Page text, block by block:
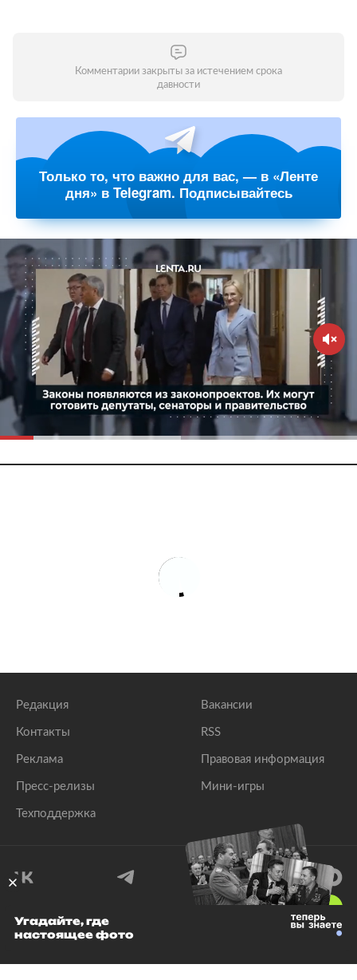
Комментарии закрыты за истечением срока
давности
Только то, что важно для вас, — в «Ленте
дня» в Telegram. Подписывайтесь
Редакция
Контакты
Реклама
Пресс-релизы
Техподдержка
Вакансии
RSS
Правовая информация
Мини-игры
© 1999–2026 Все права защищены.
Угадайте, где
настоящее фото